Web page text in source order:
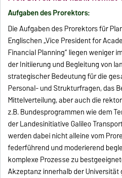
Aufgaben des Prorektors:
Die Aufgaben des Prorektors für
Englischen „Vice President for
Financial Planning“ liegen weniger
der Initiierung und Begleitung von
strategischer Bedeutung für die
Personal- und Strukturfragen, das
Mittelverteilung, aber auch die
z.B. Bundesprogrammen wie dem
der Landesinitiative Galileo
werden dabei nicht alleine vom
federführend und moderierend
komplexe Prozesse zu
Akzeptanz innerhalb der